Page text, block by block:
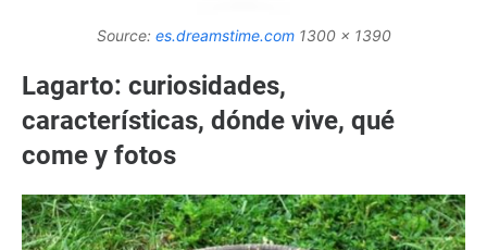
Source: es.dreamstime.com1300 x 1390
Lagarto: curiosidades,
características, dónde vive, qué
come y fotos